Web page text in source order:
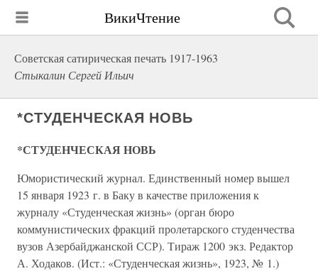
ВикиЧтение
Советская сатирическая печать 1917-1963
Стыкалин Сергей Ильич
*СТУДЕНЧЕСКАЯ НОВЬ
*СТУДЕНЧЕСКАЯ НОВЬ
Юмористический журнал. Единственный номер вышел
15 января 1923 г. в Баку в качестве приложения к
журналу «Студенческая жизнь» (орган бюро
коммунистических фракций пролетарского студенчества
вузов Азербайджанской ССР). Тираж 1200 экз. Редактор
А. Ходаков. (Ист.: «Студенческая жизнь», 1923, № 1.)